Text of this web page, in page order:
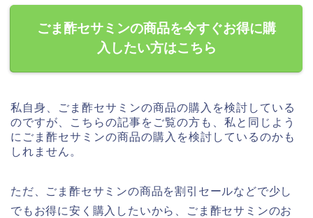
ごま酢セサミンの商品を今すぐお得に購
入したい方はこちら
私自身、ごま酢セサミンの商品の購入を検討している
のですが、こちらの記事をご覧の方も、私と同じよう
にごま酢セサミンの商品の購入を検討しているのかも
しれません。
ただ、ごま酢セサミンの商品を割引セールなどで少し
でもお得に安く購入したいから、ごま酢セサミンのお